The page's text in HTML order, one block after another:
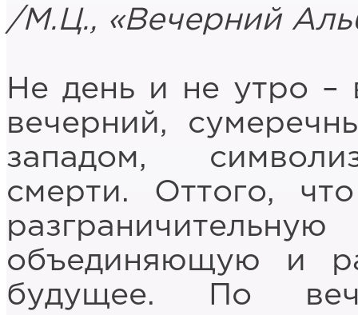
/М.Ц., «Вечерний
Не день и не утро –
вечерний,
западом,
смерти. Оттого,
объединяющую и
будущее. По